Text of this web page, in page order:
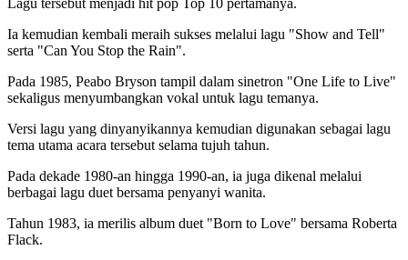
Ia kemudian kembali meraih sukses melalui lagu "Show and Tell"
serta "Can You Stop the Rain".
Pada 1985, Peabo Bryson tampil dalam sinetron "One Life to Live"
sekaligus menyumbangkan vokal untuk lagu temanya.
Versi lagu yang dinyanyikannya kemudian digunakan sebagai lagu
tema utama acara tersebut selama tujuh tahun.
Pada dekade 1980-an hingga 1990-an, ia juga dikenal melalui
berbagai lagu duet bersama penyanyi wanita.
Tahun 1983, ia merilis album duet "Born to Love" bersama Roberta
Flack.